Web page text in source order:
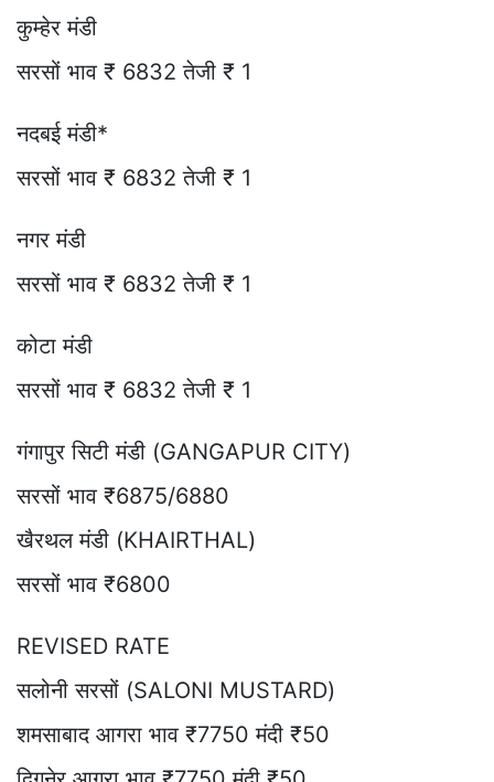
कुम्हेर मंडी
सरसों भाव ₹ 6832 तेजी ₹ 1
नदबई मंडी*
सरसों भाव ₹ 6832 तेजी ₹ 1
नगर मंडी
सरसों भाव ₹ 6832 तेजी ₹ 1
कोटा मंडी
सरसों भाव ₹ 6832 तेजी ₹ 1
गंगापुर सिटी मंडी (GANGAPUR CITY)
सरसों भाव ₹6875/6880
खैरथल मंडी (KHAIRTHAL)
सरसों भाव ₹6800
REVISED RATE
सलोनी सरसों (SALONI MUSTARD)
शमसाबाद आगरा भाव ₹7750 मंदी ₹50